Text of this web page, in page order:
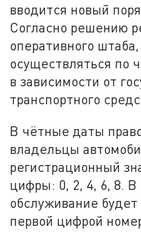
вводится новый
Согласно решению
оперативного
осуществляться по
в зависимости от
транспортного
В чётные даты
владельцы
регистрационный
цифры: 0, 2, 4, 6, 8.
обслуживание
первой цифрой